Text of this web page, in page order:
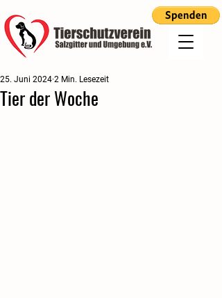
Tier der Woche
25. Juni 2024 2 Min. Lesezeit